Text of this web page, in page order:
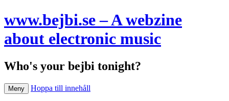
www.bejbi.se – A webzine
about electronic music
Who's your bejbi tonight?
Meny Hoppa till innehåll